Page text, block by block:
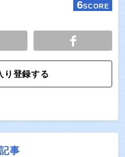
6SCORE
り登録する
事